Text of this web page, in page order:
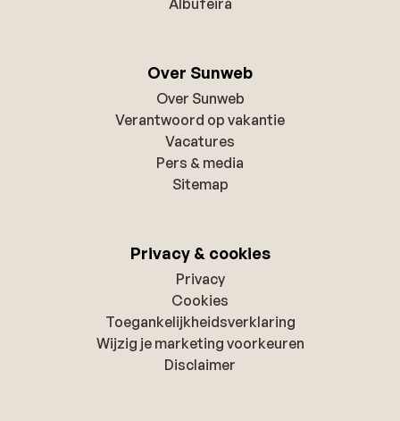
Over Sunweb
Over Sunweb
Verantwoord op vakantie
Vacatures
Pers & media
Sitemap
Privacy & cookies
Privacy
Cookies
Toegankelijkheidsverklaring
Wijzig je marketing voorkeuren
Disclaimer